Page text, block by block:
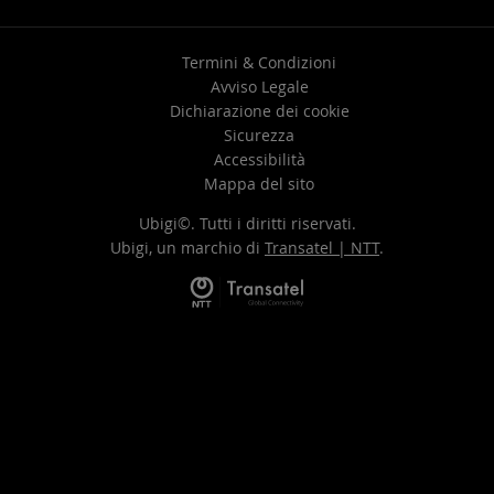
Termini & Condizioni
Avviso Legale
Dichiarazione dei cookie
Sicurezza
Accessibilità
Mappa del sito
Ubigi©. Tutti i diritti riservati.
Ubigi, un marchio di Transatel | NTT.